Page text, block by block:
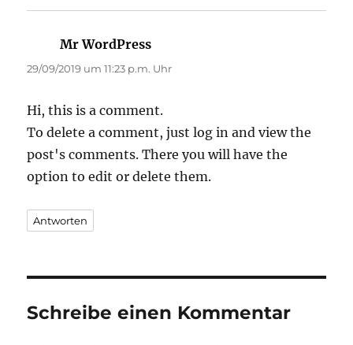
Mr WordPress
29/09/2019 um 11:23 p.m. Uhr
Hi, this is a comment.
To delete a comment, just log in and view the
post's comments. There you will have the
option to edit or delete them.
Antworten
Schreibe einen Kommentar